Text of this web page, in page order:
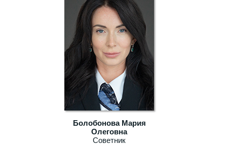
Болобонова Мария
Олеговна
Советник